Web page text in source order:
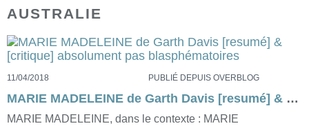
AUSTRALIE
11/04/2018 PUBLIÉ DEPUIS OVERBLOG
MARIE MADELEINE de Garth Davis [resumé] & [critique] absolument pas blasphématoires
MARIE MADELEINE, dans le contexte : MARIE